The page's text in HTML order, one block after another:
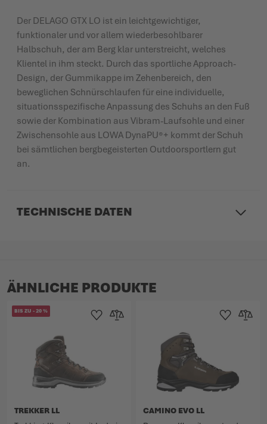
Der DELAGO GTX LO ist ein leichtgewichtiger,
funktionaler und vor allem wiederbesohlbarer
Halbschuh, der am Berg klar unterstreicht, welches
Klientel in ihm steckt. Durch das sportliche Approach-
Design, der Gummikappe im Zehenbereich, den
beweglichen Schnürschlaufen für eine individuelle,
situationsspezifische Anpassung des Schuhs an den Fuß
sowie der Kombination aus Vibram-Laufsohle und einer
Zwischensohle aus LOWA DynaPU®+ kommt der Schuh
bei sämtlichen bergbegeisterten Outdoorsportlern gut
an.
TECHNISCHE DATEN
ÄHNLICHE PRODUKTE
BIS ZU -20%
TREKKER LL
Zur Wunschliste hinzufügen
Zur Vergleichsliste hinzufügen
CAMINO EVO LL
Zur Zur